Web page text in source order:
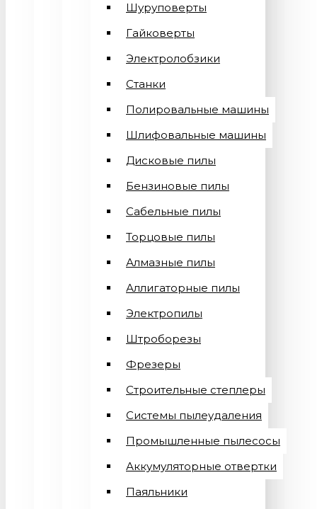
Шуруповерты
Гайковерты
Электролобзики
Станки
Полировальные машины
Шлифовальные машины
Дисковые пилы
Бензиновые пилы
Сабельные пилы
Торцовые пилы
Алмазные пилы
Аллигаторные пилы
Электропилы
Штроборезы
Фрезеры
Строительные степлеры
Системы пылеудаления
Промышленные пылесосы
Аккумуляторные отвертки
Паяльники